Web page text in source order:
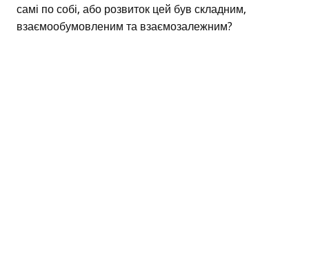
самі по собі, або розвиток цей був складним,
взаємообумовленим та взаємозалежним?